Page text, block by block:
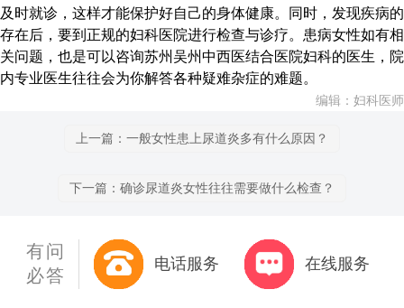
及时就诊，这样才能保护好自己的身体健康。同时，发现疾病的
存在后，要到正规的妇科医院进行检查与诊疗。患病女性如有相
关问题，也是可以咨询苏州吴州中西医结合医院妇科的医生，院
内专业医生往往会为你解答各种疑难杂症的难题。
编辑：妇科医师
上一篇：一般女性患上尿道炎多有什么原因？
下一篇：确诊尿道炎女性往往需要做什么检查？
有问
必答
电话服务 在线服务